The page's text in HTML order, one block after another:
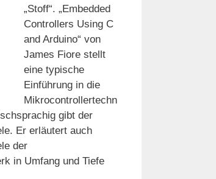
„Stoff“. „Embedded
Controllers Using C
and Arduino“ von
James Fiore stellt
eine typische
Einführung in die
Mikrocontrollertechn
gibt der
Er erläutert auch
der
in Umfang und Tiefe